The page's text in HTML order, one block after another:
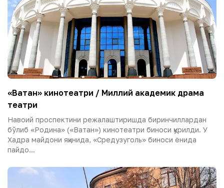
«Ватан» кинотеатри / Миллий академик драма
театри
Навоий проспектини режалаштиришда биринчиллардан
бўлиб «Родина» («Ватан») кинотеатри биноси қурилди. У
Хадра майдони яқинида, «Средузуголь» биноси ёнида
пайдо...